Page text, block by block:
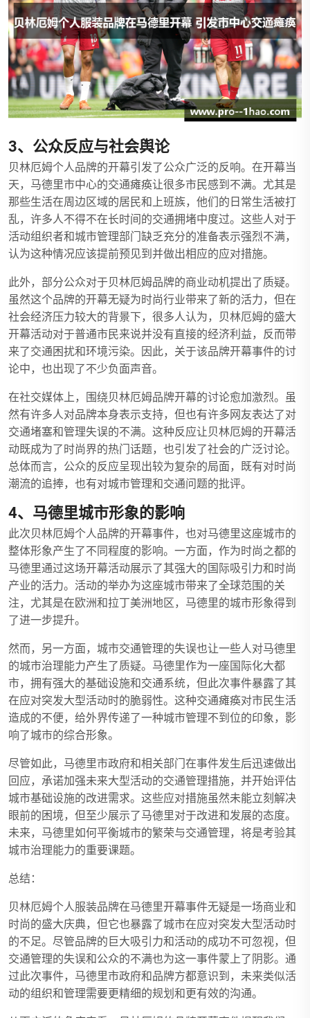
3、公众反应与社会舆论
贝林厄姆个人品牌的开幕引发了公众广泛的反响。在开幕当
天，马德里市中心的交通瘫痪让很多市民感到不满。尤其是
那些生活在周边区域的居民和上班族，他们的日常生活被打
乱，许多人不得不在长时间的交通拥堵中度过。这些人对于
活动组织者和城市管理部门缺乏充分的准备表示强烈不满，
认为这种情况应该提前预见到并做出相应的应对措施。
此外，部分公众对于贝林厄姆品牌的商业动机提出了质疑。
虽然这个品牌的开幕无疑为时尚行业带来了新的活力，但在
社会经济压力较大的背景下，很多人认为，贝林厄姆的盛大
开幕活动对于普通市民来说并没有直接的经济利益，反而带
来了交通困扰和环境污染。因此，关于该品牌开幕事件的讨
论中，也出现了不少负面声音。
在社交媒体上，围绕贝林厄姆品牌开幕的讨论愈加激烈。虽
然有许多人对品牌本身表示支持，但也有许多网友表达了对
交通堵塞和管理失误的不满。这种反应让贝林厄姆的开幕活
动既成为了时尚界的热门话题，也引发了社会的广泛讨论。
总体而言，公众的反应呈现出较为复杂的局面，既有对时尚
潮流的追捧，也有对城市管理和交通问题的批评。
4、马德里城市形象的影响
此次贝林厄姆个人品牌的开幕事件，也对马德里这座城市的
整体形象产生了不同程度的影响。一方面，作为时尚之都的
马德里通过这场开幕活动展示了其强大的国际吸引力和时尚
产业的活力。活动的举办为这座城市带来了全球范围的关
注，尤其是在欧洲和拉丁美洲地区，马德里的城市形象得到
了进一步提升。
然而，另一方面，城市交通管理的失误也让一些人对马德里
的城市治理能力产生了质疑。马德里作为一座国际化大都
市，拥有强大的基础设施和交通系统，但此次事件暴露了其
在应对突发大型活动时的脆弱性。这种交通瘫痪对市民生活
造成的不便，给外界传递了一种城市管理不到位的印象，影
响了城市的综合形象。
尽管如此，马德里市政府和相关部门在事件发生后迅速做出
回应，承诺加强未来大型活动的交通管理措施，并开始评估
城市基础设施的改进需求。这些应对措施虽然未能立刻解决
眼前的困境，但至少展示了马德里对于改进和发展的态度。
未来，马德里如何平衡城市的繁荣与交通管理，将是考验其
城市治理能力的重要课题。
总结：
贝林厄姆个人服装品牌在马德里开幕事件无疑是一场商业和
时尚的盛大庆典，但它也暴露了城市在应对突发大型活动时
的不足。尽管品牌的巨大吸引力和活动的成功不可忽视，但
交通管理的失误和公众的不满也为这一事件蒙上了阴影。通
过此次事件，马德里市政府和品牌方都意识到，未来类似活
动的组织和管理需要更精细的规划和更有效的沟通。